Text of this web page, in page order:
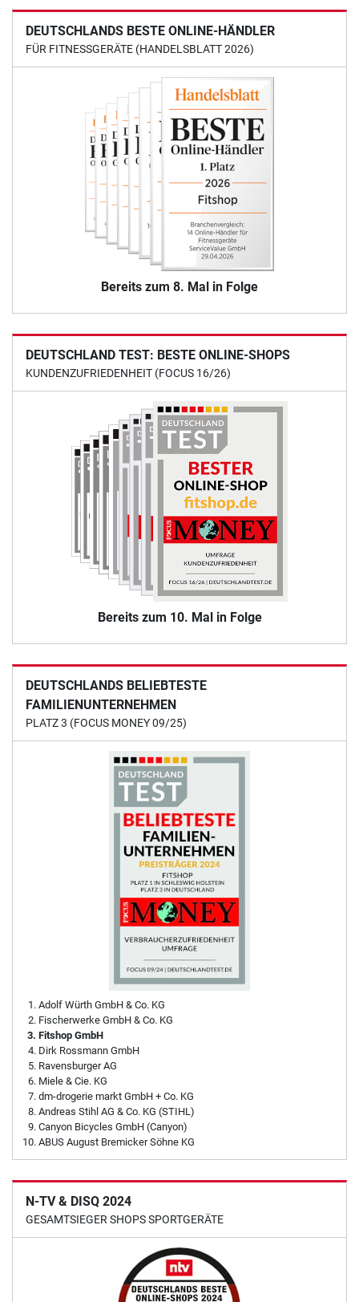
DEUTSCHLANDS BESTE ONLINE-HÄNDLER
FÜR FITNESSGERÄTE (HANDELSBLATT 2026)
Bereits zum 8. Mal in Folge
DEUTSCHLAND TEST: BESTE ONLINE-SHOPS
KUNDENZUFRIEDENHEIT (FOCUS 16/26)
Bereits zum 10. Mal in Folge
DEUTSCHLANDS BELIEBTESTE
FAMILIENUNTERNEHMEN
PLATZ 3 (FOCUS MONEY 09/25)
Adolf Würth GmbH & Co. KG
Fischerwerke GmbH & Co. KG
Fitshop GmbH
Dirk Rossmann GmbH
Ravensburger AG
Miele & Cie. KG
dm-drogerie markt GmbH + Co. KG
Andreas Stihl AG & Co. KG (STIHL)
Canyon Bicycles GmbH (Canyon)
ABUS August Bremicker Söhne KG
N-TV & DISQ 2024
GESAMTSIEGER SHOPS SPORTGERÄTE